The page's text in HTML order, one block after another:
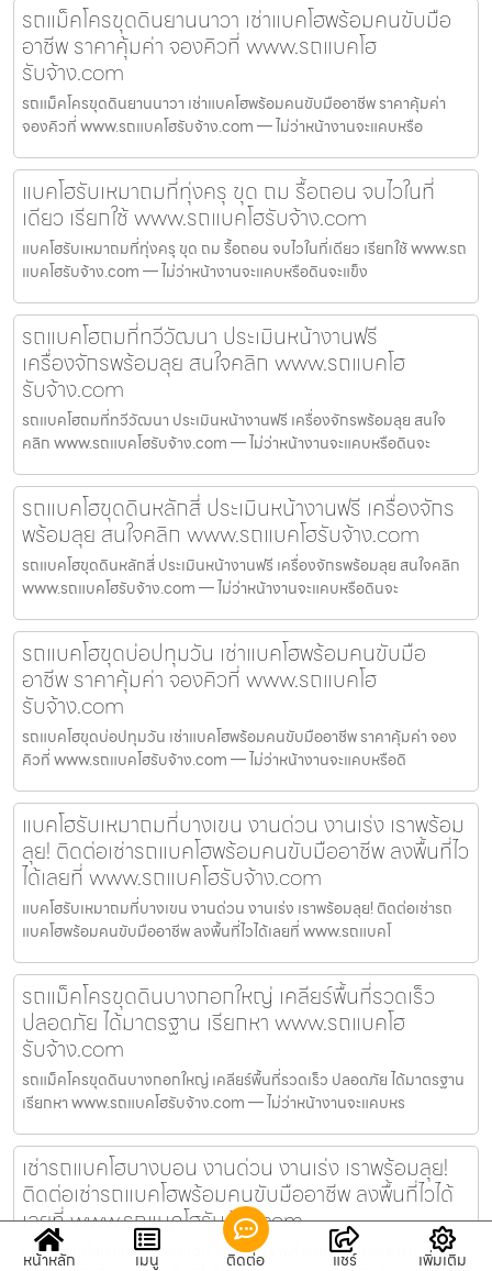
รถแม็คโครขุดดินยานนาวา เช่าแบคโฮพร้อมคนขับมือ
อาชีพ ราคาคุ้มค่า จองคิวที่ www.รถแบคโฮ
รับจ้าง.com
รถแม็คโครขุดดินยานนาวา เช่าแบคโฮพร้อมคนขับมืออาชีพ ราคาคุ้มค่า
จองคิวที่ www.รถแบคโฮรับจ้าง.com — ไม่ว่าหน้างานจะแคบหรือ
แบคโฮรับเหมาถมที่ทุ่งครุ ขุด ถม รื้อถอน จบไวในที่
เดียว เรียกใช้ www.รถแบคโฮรับจ้าง.com
แบคโฮรับเหมาถมที่ทุ่งครุ ขุด ถม รื้อถอน จบไวในที่เดียว เรียกใช้ www.รถ
แบคโฮรับจ้าง.com — ไม่ว่าหน้างานจะแคบหรือดินจะแข็ง
รถแบคโฮถมที่ทวีวัฒนา ประเมินหน้างานฟรี
เครื่องจักรพร้อมลุย สนใจคลิก www.รถแบคโฮ
รับจ้าง.com
รถแบคโฮถมที่ทวีวัฒนา ประเมินหน้างานฟรี เครื่องจักรพร้อมลุย สนใจ
คลิก www.รถแบคโฮรับจ้าง.com — ไม่ว่าหน้างานจะแคบหรือดินจะ
รถแบคโฮขุดดินหลักสี่ ประเมินหน้างานฟรี เครื่องจักร
พร้อมลุย สนใจคลิก www.รถแบคโฮรับจ้าง.com
รถแบคโฮขุดดินหลักสี่ ประเมินหน้างานฟรี เครื่องจักรพร้อมลุย สนใจคลิก
www.รถแบคโฮรับจ้าง.com — ไม่ว่าหน้างานจะแคบหรือดินจะ
รถแบคโฮขุดบ่อปทุมวัน เช่าแบคโฮพร้อมคนขับมือ
อาชีพ ราคาคุ้มค่า จองคิวที่ www.รถแบคโฮ
รับจ้าง.com
รถแบคโฮขุดบ่อปทุมวัน เช่าแบคโฮพร้อมคนขับมืออาชีพ ราคาคุ้มค่า จอง
คิวที่ www.รถแบคโฮรับจ้าง.com — ไม่ว่าหน้างานจะแคบหรือดิ
แบคโฮรับเหมาถมที่บางเขน งานด่วน งานเร่ง เราพร้อม
ลุย! ติดต่อเช่ารถแบคโฮพร้อมคนขับมืออาชีพ ลงพื้นที่ไว
ได้เลยที่ www.รถแบคโฮรับจ้าง.com
แบคโฮรับเหมาถมที่บางเขน งานด่วน งานเร่ง เราพร้อมลุย! ติดต่อเช่ารถ
แบคโฮพร้อมคนขับมืออาชีพ ลงพื้นที่ไวได้เลยที่ www.รถแบคโ
รถแม็คโครขุดดินบางกอกใหญ่ เคลียร์พื้นที่รวดเร็ว
ปลอดภัย ได้มาตรฐาน เรียกหา www.รถแบคโฮ
รับจ้าง.com
รถแม็คโครขุดดินบางกอกใหญ่ เคลียร์พื้นที่รวดเร็ว ปลอดภัย ได้มาตรฐาน
เรียกหา www.รถแบคโฮรับจ้าง.com — ไม่ว่าหน้างานจะแคบหร
เช่ารถแบคโฮบางบอน งานด่วน งานเร่ง เราพร้อมลุย!
ติดต่อเช่ารถแบคโฮพร้อมคนขับมืออาชีพ ลงพื้นที่ไวได้
เลยที่ www.รถแบคโฮรับจ้าง.com
เช่ารถแบคโฮบางบอน งานด่วน งานเร่ง เราพร้อมลุย! ติดต่อเช่ารถแบคโฮ
หน้าหลัก เมนู ติดต่อ แชร์ เพิ่มเติม